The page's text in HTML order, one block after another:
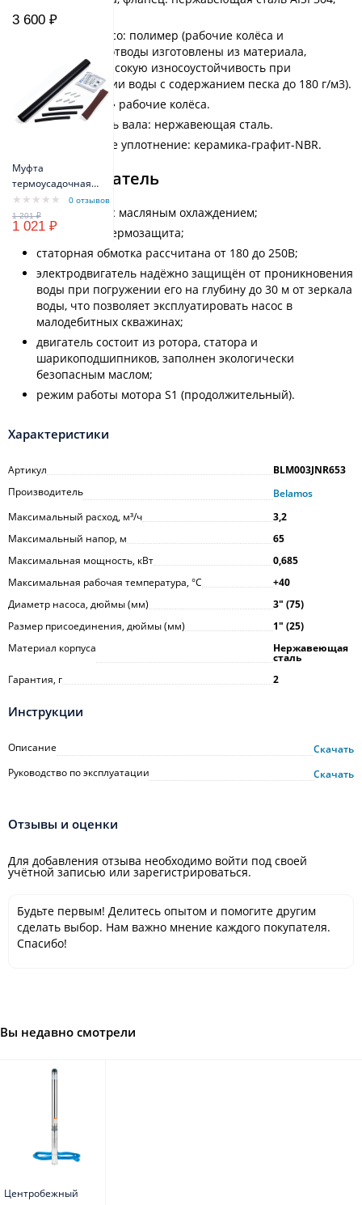
3 600 ₽
Муфта
термоусадочная
МТК 3x1,5 мм -
3x2,5мм
0 отзывов
1 021 ₽
латунь.
Рабочее колесо: полимер (рабочие колёса и
лопаточные отводы изготовлены из материала,
имеющего высокую износоустойчивость при
перекачивании воды с содержанием песка до 180 г/м3).
«Плавающие» рабочие колёса.
Рабочий часть вала: нержавеющая сталь.
Механическое уплотнение: керамика-графит-NBR.
Электродвигатель
однофазный с масляным охлаждением;
встроенная термозащита;
статорная обмотка рассчитана от 180 до 250В;
электродвигатель надёжно защищён от проникновения
воды при погружении его на глубину до 30 м от зеркала
воды, что позволяет эксплуатировать насос в
малодебитных скважинах;
двигатель состоит из ротора, статора и
шарикоподшипников, заполнен экологически
безопасным маслом;
режим работы мотора S1 (продолжительный).
Характеристики
Артикул
BLM003JNR653
Производитель
Belamos
Максимальный расход, м³/ч
3,2
Максимальный напор, м
65
Максимальная мощность, кВт
0,685
Максимальная рабочая температура, °С
+40
Диаметр насоса, дюймы (мм)
3ʺ (75)
Размер присоединения, дюймы (мм)
1ʺ (25)
Материал корпуса
Нержавеющая
сталь
Гарантия, г
2
Инструкции
Описание
Скачать
Руководство по эксплуатации
Скачать
Отзывы и оценки
Для добавления отзыва необходимо войти под своей
учётной записью или зарегистрироваться.
Будьте первым! Делитесь опытом и помогите другим
сделать выбор. Нам важно мнение каждого покупателя.
Спасибо!
Вы недавно смотрели
Центробежный